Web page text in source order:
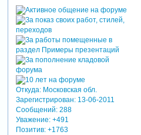
Откуда:Московская обл.
Зарегистрирован: 13-06-2011
Сообщений:288
Уважение: +491
Позитив: +1763